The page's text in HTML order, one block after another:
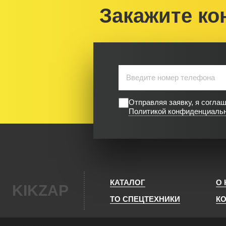
Закажите
Отправляя заявку, я
Политикой
KIKZAP КАТАЛОГ
О
ТО СПЕЦТЕХНИКИ